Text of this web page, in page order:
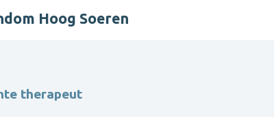
Hoog Soeren
therapeut